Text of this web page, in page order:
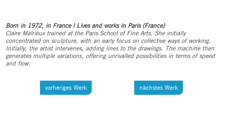
Born in 1972, in France | Lives and works in Paris (France)
Claire Malrieux trained at the Paris School of Fine Arts. She initially
concentrated on sculpture, with an early focus on collective ways of working.
Initially, the artist intervenes, adding lines to the drawings. The machine then
generates multiple variations, offering unrivalled possibilities in terms of speed
and flow.
vorheriges Werk nächstes Werk